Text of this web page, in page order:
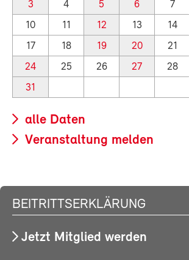
3 4 5 6 7
10
11 12 13 14
17
18 19 20 21
24
25 26 27 28
31
alle Daten
Veranstaltung melden
BEITRITTSERKLÄRUNG
Jetzt Mitglied werden